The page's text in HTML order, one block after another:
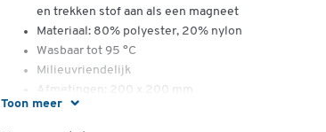
Toon meer
en trekken stof aan als een magneet
Materiaal: 80% polyester, 20% nylon
Wasbaar tot 95 °C
Milieuvriendelijk
Afmetingen: 200 x 200 mm